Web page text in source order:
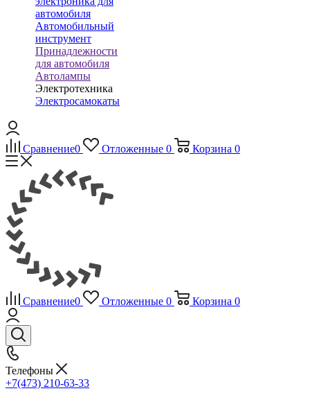
автомобиля
Автомобильный
инструмент
Принадлежности
для автомобиля
Автолампы
Электротехника
Электросамокаты
Сравнение0 Отложенные 0 Корзина 0
Сравнение0 Отложенные 0 Корзина 0
Телефоны
+7(473) 210-63-33